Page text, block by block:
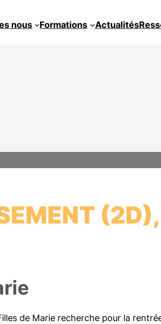
nous Formations Actualités
de Marie recherche pour la